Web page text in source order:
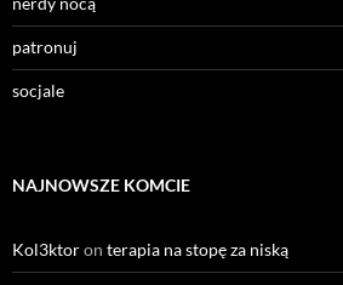
patronuj
socjale
NAJNOWSZE KOMCIE
Kol3ktoron terapia na stopę za niską